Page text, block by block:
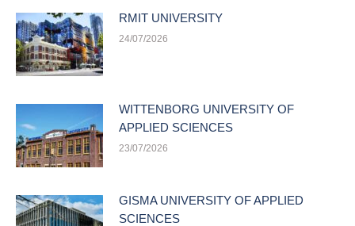
RMIT UNIVERSITY
24/07/2026
WITTENBORG UNIVERSITY OF
APPLIED SCIENCES
23/07/2026
GISMA UNIVERSITY OF APPLIED
SCIENCES